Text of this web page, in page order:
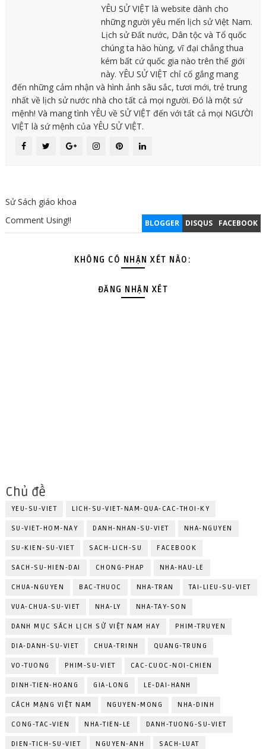
YÊU SỬ VIỆT là website dành cho
những người yêu mến lịch sử Việt Nam.
Lịch sử Đất nước, Dân tộc và Tổ quốc
chúng ta hào hùng, vĩ đại chẳng thua
kém bất cứ quốc gia nào trên thế giới
này. YÊU SỬ VIỆT chỉ cố gắng mang
đến những cảm nhận và hình ảnh sâu sắc, tươi mới, trẻ trung
nhất về lịch sử nước nhà cho tất cả mọi người. Đó là một sứ
mệnh! Và mang tình YÊU về SỬ VIỆT đến với tất cả mọi NGƯỜI
VIỆT là sứ mệnh của YÊU SỬ VIỆT.
Sử Sách giáo khoa
BLOGGER DISQUS FACEBOOK
Comment Using!!
KHÔNG CÓ NHẬN XÉT NÀO:
ĐĂNG NHẬN XÉT
Chủ đề
YEU-SU-VIET LICH-SU-VIET-NAM-QUA-CAC-THOI-KY
SU-VIET-HOM-NAY DANH-NHAN-SU-VIET NHA-NGUYEN
SU-KIEN-SU-VIET SACH-LICH-SU FACEBOOK
SACH-SU-HIEN-DAI CHONG-PHAP NHA-HAU-LE
CHUA-NGUYEN BAC-THUOC NHA-TRAN TAI-LIEU-SU-VIET
VUA-CHUA-SU-VIET NHA-LY NHA-TAY-SON
DANH MỤC SÁCH LỊCH SỬ VIỆT NAM HAY PHIM-TRUYEN
DIA-DANH-SU-VIET CHUA-TRINH QUANG-TRUNG
VO-TUONG PHIM-SU-VIET CAC-CUOC-NOI-CHIEN
DINH-TIEN-HOANG GIA-LONG LE-DAI-HANH
CÁCH MẠNG VIỆT NAM NGUYEN-MONG NHA-DINH
CONG-TAC-VIEN NHA-TIEN-LE DANH-TUONG-SU-VIET
DIEN-TICH-SU-VIET NGUYEN-ANH SACH-LUAT